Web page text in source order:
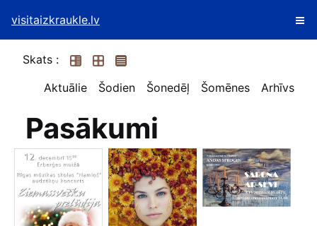
visitaizkraukle.lv
Skats :
Aktuālie
Šodien Šonedēļ Šomēnes Arhīvs
Pasākumi